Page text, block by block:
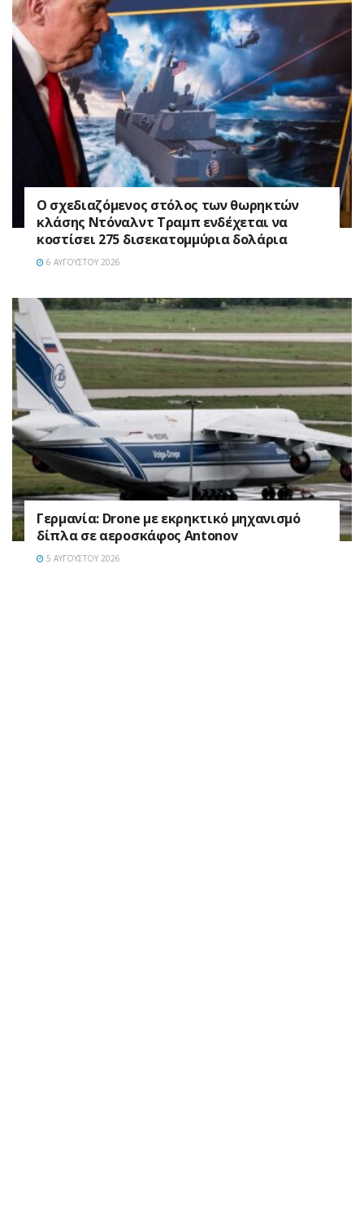
Ο σχεδιαζόμενος στόλος των θωρηκτών
κλάσης Ντόναλντ Τραμπ ενδέχεται να
κοστίσει 275 δισεκατομμύρια δολάρια
6 ΑΥΓΟΎΣΤΟΥ 2026
Γερμανία: Drone με εκρηκτικό μηχανισμό
δίπλα σε αεροσκάφος Antonov
5 ΑΥΓΟΎΣΤΟΥ 2026